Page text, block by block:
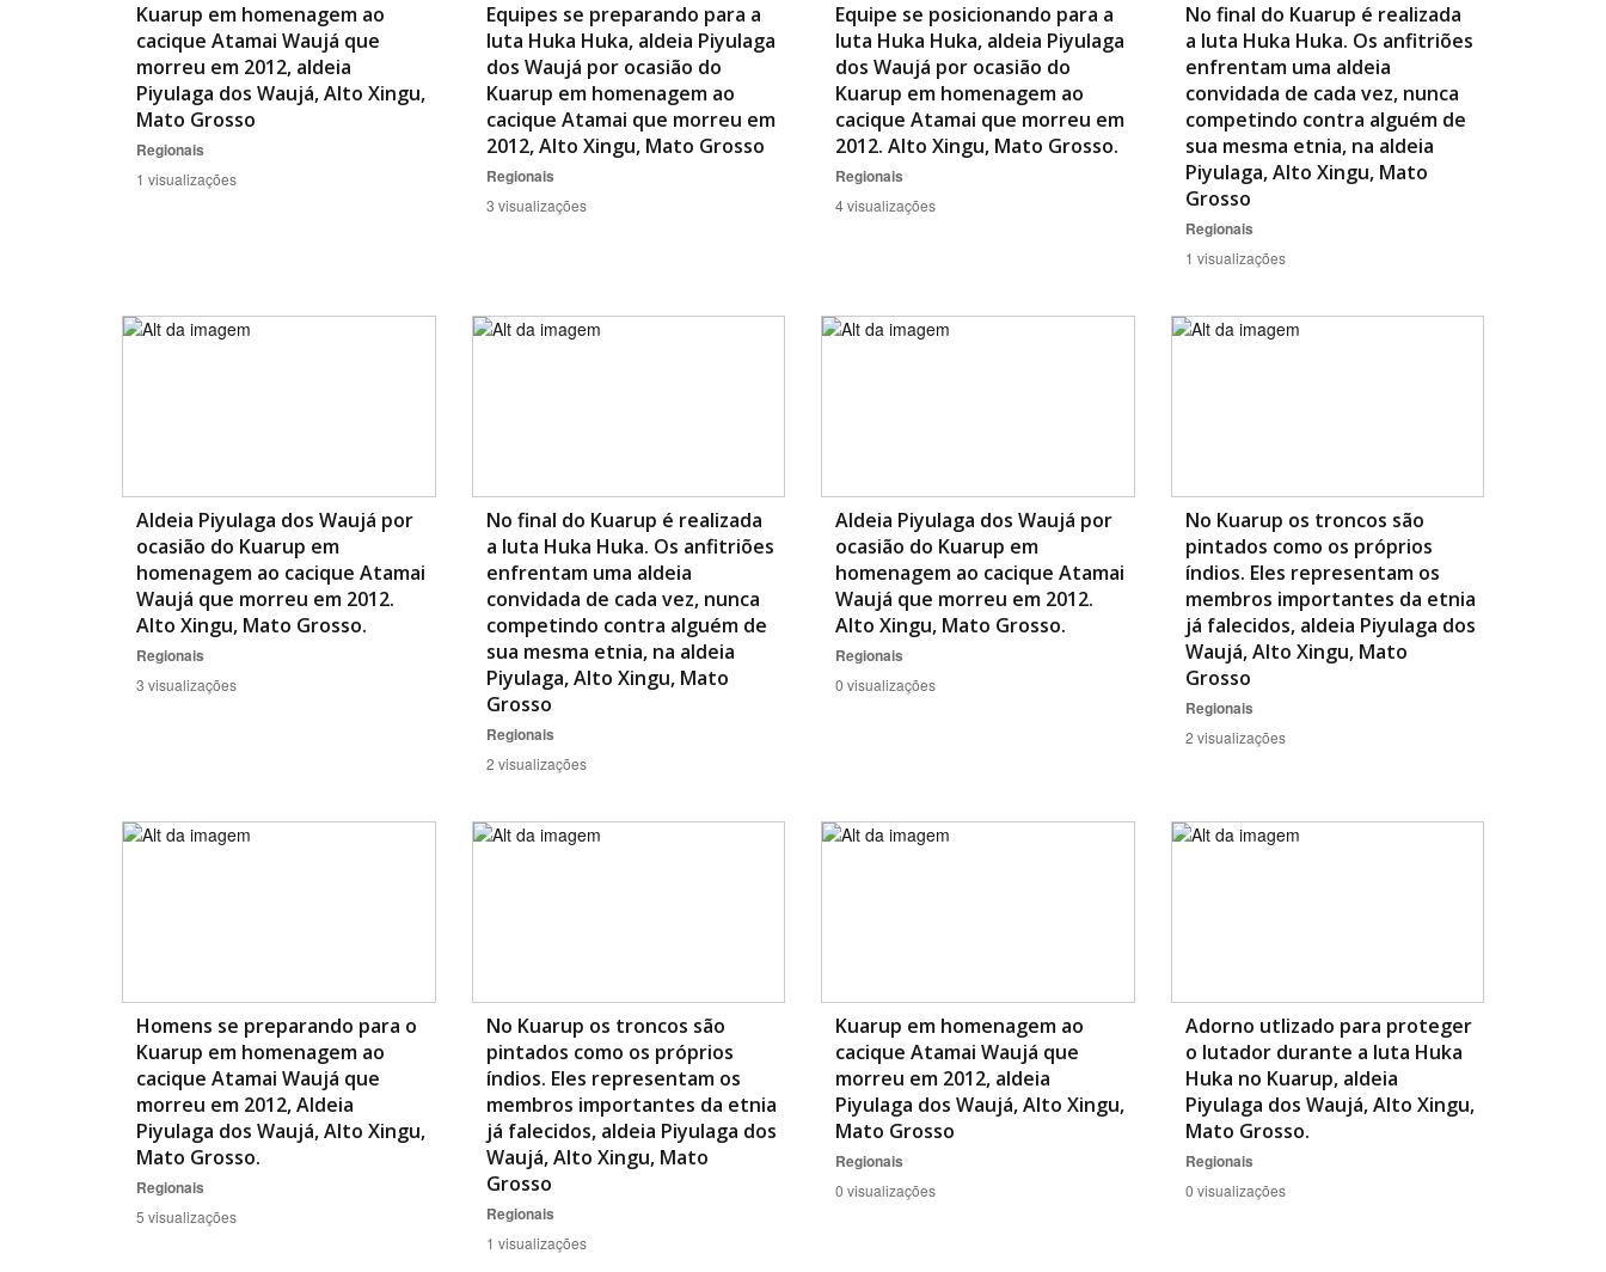
Kuarup em homenagem ao
cacique Atamai Waujá que
morreu em 2012, aldeia
Piyulaga dos Waujá, Alto Xingu,
Mato Grosso
Regionais
1 visualizações
Equipes se preparando para a
luta Huka Huka, aldeia Piyulaga
dos Waujá por ocasião do
Kuarup em homenagem ao
cacique Atamai que morreu em
2012, Alto Xingu, Mato Grosso
Regionais
3 visualizações
Equipe se posicionando para a
luta Huka Huka, aldeia Piyulaga
dos Waujá por ocasião do
Kuarup em homenagem ao
cacique Atamai que morreu em
2012. Alto Xingu, Mato Grosso.
Regionais
4 visualizações
No final do Kuarup é realizada
a luta Huka Huka. Os anfitriões
enfrentam uma aldeia
convidada de cada vez, nunca
competindo contra alguém de
sua mesma etnia, na aldeia
Piyulaga, Alto Xingu, Mato
Grosso
Regionais
1 visualizações
Aldeia Piyulaga dos Waujá por
ocasião do Kuarup em
homenagem ao cacique Atamai
Waujá que morreu em 2012.
Alto Xingu, Mato Grosso.
Regionais
3 visualizações
No final do Kuarup é realizada
a luta Huka Huka. Os anfitriões
enfrentam uma aldeia
convidada de cada vez, nunca
competindo contra alguém de
sua mesma etnia, na aldeia
Piyulaga, Alto Xingu, Mato
Grosso
Regionais
2 visualizações
Aldeia Piyulaga dos Waujá por
ocasião do Kuarup em
homenagem ao cacique Atamai
Waujá que morreu em 2012.
Alto Xingu, Mato Grosso.
Regionais
0 visualizações
No Kuarup os troncos são
pintados como os próprios
índios. Eles representam os
membros importantes da etnia
já falecidos, aldeia Piyulaga dos
Waujá, Alto Xingu, Mato
Grosso
Regionais
2 visualizações
Homens se preparando para o
Kuarup em homenagem ao
cacique Atamai Waujá que
morreu em 2012, Aldeia
Piyulaga dos Waujá, Alto Xingu,
Mato Grosso.
Regionais
5 visualizações
No Kuarup os troncos são
pintados como os próprios
índios. Eles representam os
membros importantes da etnia
já falecidos, aldeia Piyulaga dos
Waujá, Alto Xingu, Mato
Grosso
Regionais
1 visualizações
Kuarup em homenagem ao
cacique Atamai Waujá que
morreu em 2012, aldeia
Piyulaga dos Waujá, Alto Xingu,
Mato Grosso
Regionais
0 visualizações
Adorno utlizado para proteger
o lutador durante a luta Huka
Huka no Kuarup, aldeia
Piyulaga dos Waujá, Alto Xingu,
Mato Grosso.
Regionais
0 visualizações